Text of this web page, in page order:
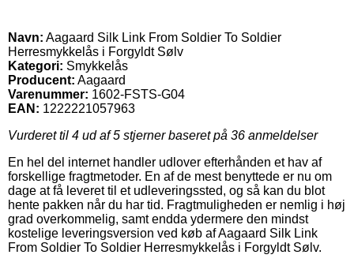
Navn: Aagaard Silk Link From Soldier To Soldier
Herresmykkelås i Forgyldt Sølv
Kategori: Smykkelås
Producent: Aagaard
Varenummer: 1602-FSTS-G04
EAN: 1222221057963
Vurderet til 4 ud af 5 stjerner baseret på 36 anmeldelser
En hel del internet handler udlover efterhånden et hav af
forskellige fragtmetoder. En af de mest benyttede er nu om
dage at få leveret til et udleveringssted, og så kan du blot
hente pakken når du har tid. Fragtmuligheden er nemlig i høj
grad overkommelig, samt endda ydermere den mindst
kostelige leveringsversion ved køb af Aagaard Silk Link
From Soldier To Soldier Herresmykkelås i Forgyldt Sølv.